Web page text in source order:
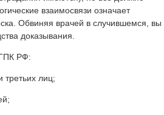
взаимосвязи означает
Обвиняя врачей в случившемся, вы
доказывания.
РФ:
третьих лиц;